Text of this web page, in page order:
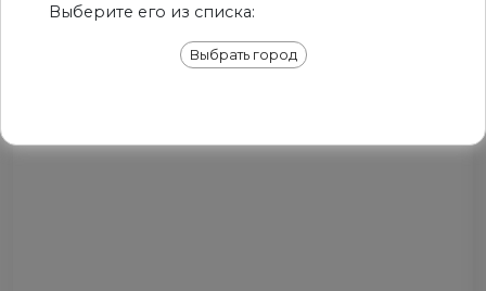
Выберите его из списка:
Выбрать город
РЕКОМЕДУЕМ